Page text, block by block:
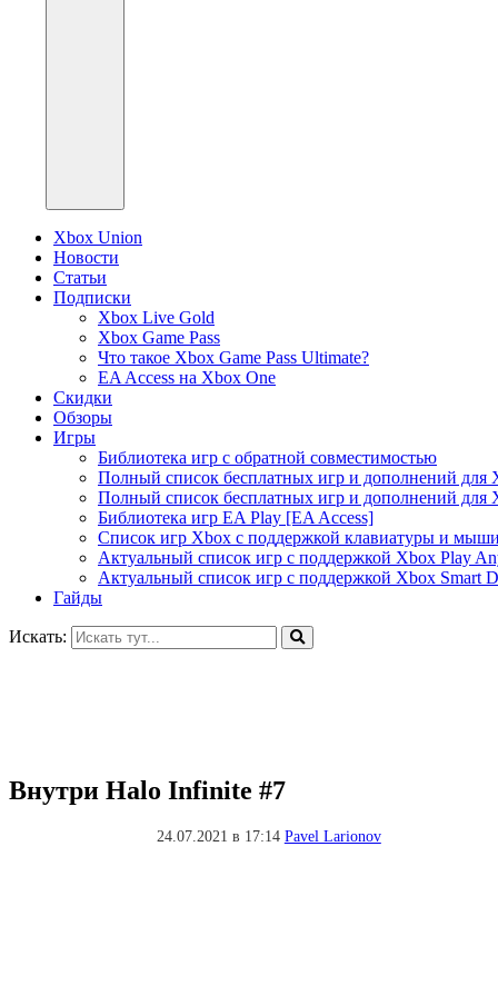
Xbox Union
Новости
Статьи
Подписки
Xbox Live Gold
Xbox Game Pass
Что такое Xbox Game Pass Ultimate?
EA Access на Xbox One
Скидки
Обзоры
Игры
Библиотека игр с обратной совместимостью
Полный список бесплатных игр и дополнений для
Полный список бесплатных игр и дополнений для
Библиотека игр EA Play [EA Access]
Список игр Xbox c поддержкой клавиатуры и мыши
Актуальный список игр с поддержкой Xbox Play
Актуальный список игр с поддержкой Xbox Smart
Гайды
Искать:
Внутри Halo Infinite #7
24.07.2021 в 17:14 Pavel Larionov